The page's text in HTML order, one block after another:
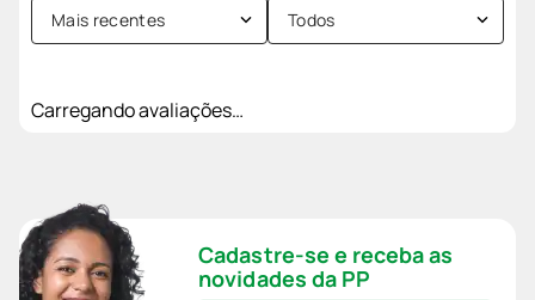
Mais recentes Todos
Carregando avaliações…
Cadastre-se e receba as
novidades da PP